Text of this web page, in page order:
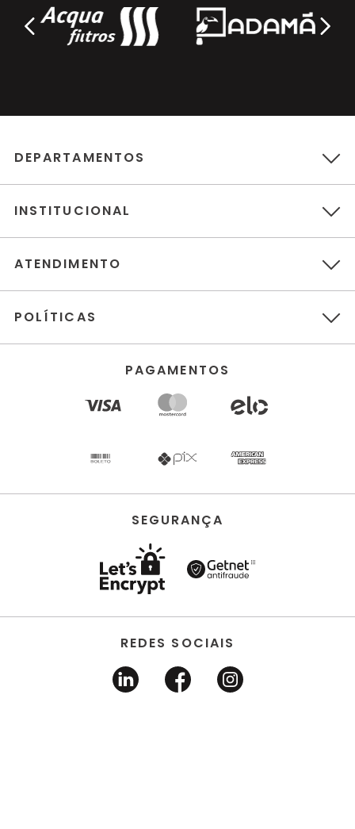
DEPARTAMENTOS
INSTITUCIONAL
ATENDIMENTO
POLÍTICAS
PAGAMENTOS
SEGURANÇA
REDES SOCIAIS